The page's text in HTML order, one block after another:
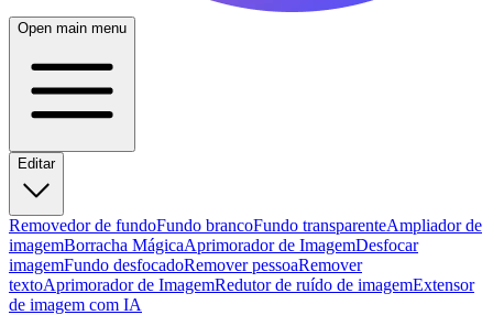
Open main menu
Editar
Removedor de fundoFundo brancoFundo transparenteAmpliador de
imagemBorracha MágicaAprimorador de ImagemDesfocar
imagemFundo desfocadoRemover pessoaRemover
textoAprimorador de ImagemRedutor de ruído de imagemExtensor
de imagem com IA